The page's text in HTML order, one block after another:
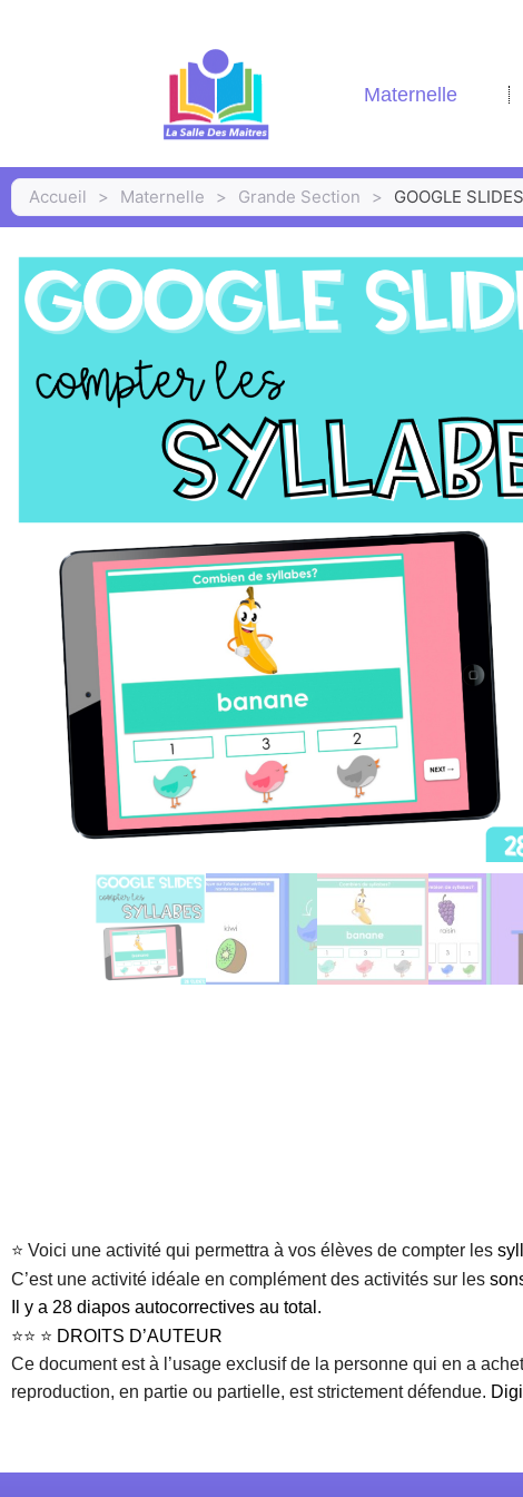
Maternelle
Accueil > Maternelle > Grande Section > GOOGLE
⭐ Voici une activité qui permettra à vos élèves de compter les
C’est une activité idéale en complément des activités sur les
Il y a 28 diapos autocorrectives au total.
⭐⭐ ⭐ DROITS D’AUTEUR
Ce document est à l’usage exclusif de la personne qui en a
reproduction, en partie ou partielle, est strictement défendue.